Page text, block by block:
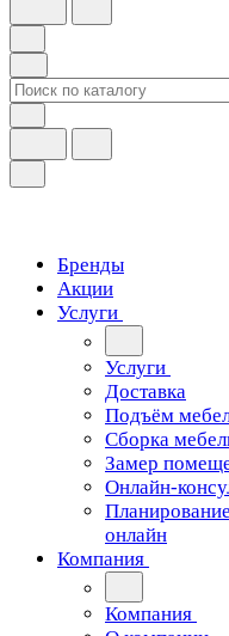
Бренды
Акции
Услуги
Услуги
Доставка
Подъём
Сборка
Замер
Онлайн-
онлайн
Компания
Компания